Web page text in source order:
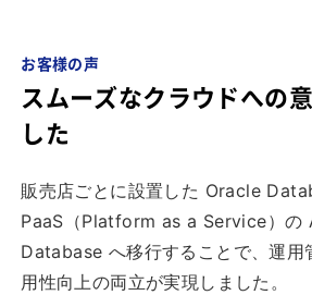
お客様の声
スムーズなクラウドへの
した
販売店ごとに設置した Oracle
PaaS（Platform as a Service）の
Database へ移行することで、運用
用性向上の両立が実現しました。